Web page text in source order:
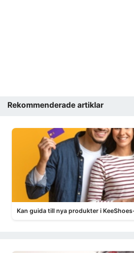
Rekommenderade artiklar
Kan guida till nya produkter i